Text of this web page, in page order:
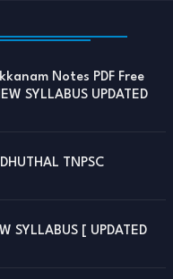
Notes PDF Free
SYLLABUS UPDATED
TNPSC
SYLLABUS [ UPDATED